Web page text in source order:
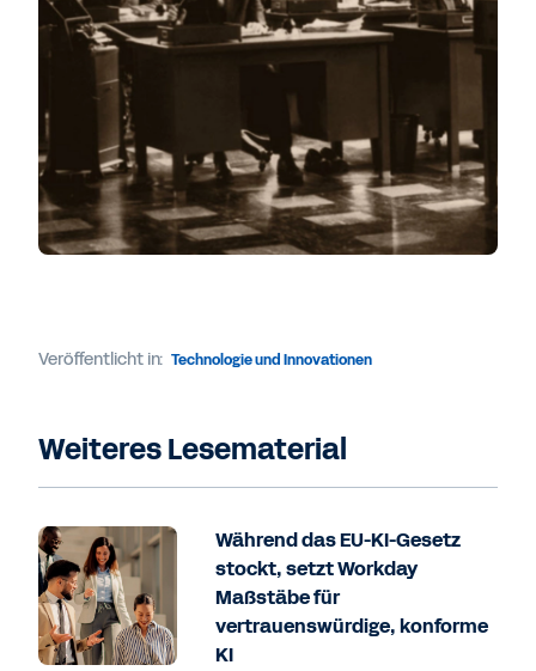
Veröffentlicht in: Technologie und Innovationen
Weiteres Lesematerial
Während das EU-KI-Gesetz
stockt, setzt Workday
Maßstäbe für
vertrauenswürdige, konforme
KI